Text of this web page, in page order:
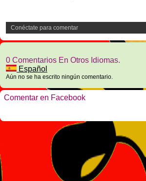
Conéctate para comentar
0 Comentarios En Otros Idiomas.
Español
Aún no se ha escrito ningún comentario.
Comentar en Facebook